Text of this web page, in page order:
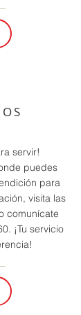
servir!
puedes
para
visita las
comunícate
¡Tu servicio